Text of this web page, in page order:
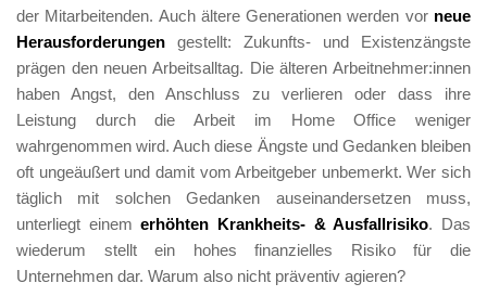
der Mitarbeitenden. Auch ältere Generationen werden vor neue
Herausforderungen gestellt: Zukunfts- und Existenzängste
prägen den neuen Arbeitsalltag. Die älteren Arbeitnehmer:innen
haben Angst, den Anschluss zu verlieren oder dass ihre
Leistung durch die Arbeit im Home Office weniger
wahrgenommen wird. Auch diese Ängste und Gedanken bleiben
oft ungeäußert und damit vom Arbeitgeber unbemerkt. Wer sich
täglich mit solchen Gedanken auseinandersetzen muss,
unterliegt einem erhöhten Krankheits- & Ausfallrisiko. Das
wiederum stellt ein hohes finanzielles Risiko für die
Unternehmen dar. Warum also nicht präventiv agieren?